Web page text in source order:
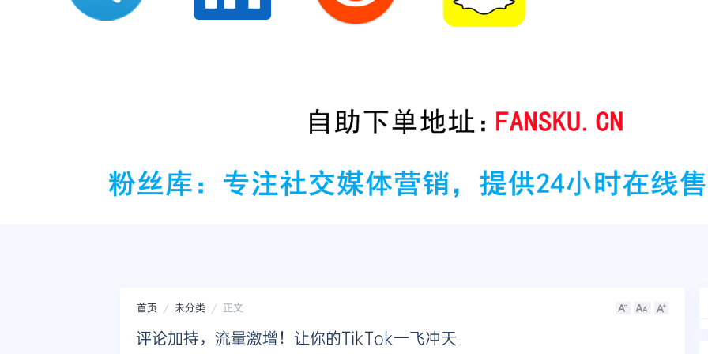
首页 未分类 正文
评论加持，流量激增！让你的TikTok一飞冲天